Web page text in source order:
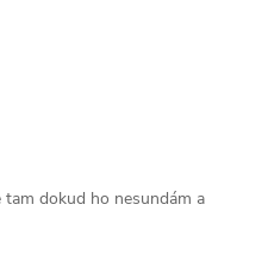
dokud ho nesundám a